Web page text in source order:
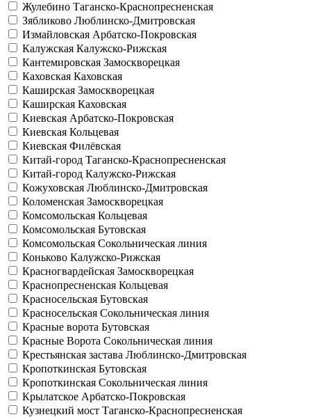
Жулебино Таганско-Краснопресненская
Зябликово Люблинско-Дмитровская
Измайловская Арбатско-Покровская
Калужская Калужско-Рижская
Кантемировская Замоскворецкая
Каховская Каховская
Каширская Замоскворецкая
Каширская Каховская
Киевская Арбатско-Покровская
Киевская Кольцевая
Киевская Филёвская
Китай-город Таганско-Краснопресненская
Китай-город Калужско-Рижская
Кожуховская Люблинско-Дмитровская
Коломенская Замоскворецкая
Комсомольская Кольцевая
Комсомольская Бутовская
Комсомольская Сокольническая линия
Коньково Калужско-Рижская
Красногвардейская Замоскворецкая
Краснопресненская Кольцевая
Красносельская Бутовская
Красносельская Сокольническая линия
Красные ворота Бутовская
Красные Ворота Сокольническая линия
Крестьянская застава Люблинско-Дмитровская
Кропоткинская Бутовская
Кропоткинская Сокольническая линия
Крылатское Арбатско-Покровская
Кузнецкий мост Таганско-Краснопресненская